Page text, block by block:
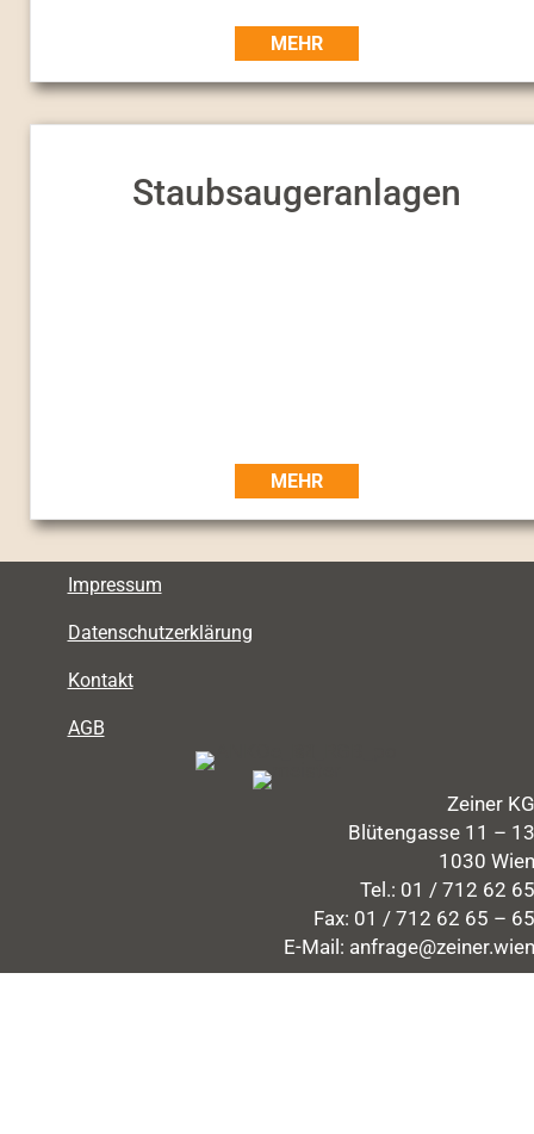
MEHR
Staubsaugeranlagen
MEHR
Impressum
Datenschutzerklärung
Kontakt
AGB
Zeiner KG
Blütengasse 11 – 13
1030 Wien
Tel.: 01 / 712 62 65
Fax: 01 / 712 62 65 – 65
E-Mail: anfrage@zeiner.wien